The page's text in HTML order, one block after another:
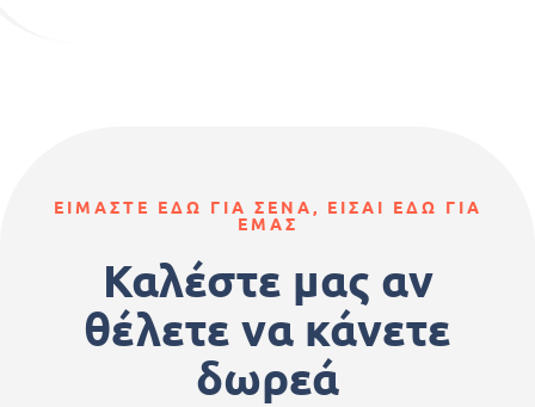
ΕΙΜΑΣΤΕ ΕΔΩ ΓΙΑ ΣΕΝΑ, ΕΙΣΑΙ ΕΔΩ ΓΙΑ
ΕΜΑΣ
Καλέστε μας αν
θέλετε να κάνετε
δωρεά